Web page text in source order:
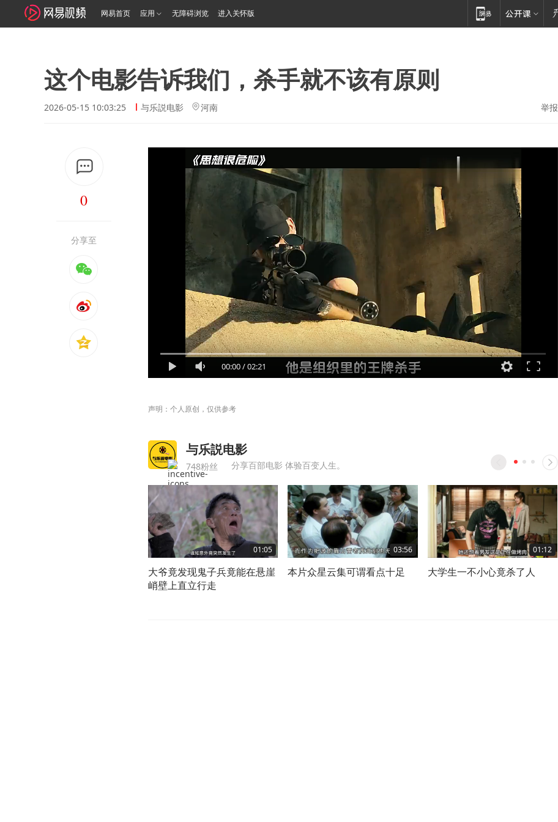
网易首页 应用 无障碍浏览 进入关怀版
这个电影告诉我们，杀手就不该有原则
2026-05-15 10:03:25 与乐説电影 河南 举报
0
分享至
00:00/02:21
声明：个人原创，仅供参考
与乐説电影
748粉丝 分享百部电影 体验百变人生。
01:05
大爷竟发现鬼子兵竟能在悬崖
峭壁上直立行走
03:56
本片众星云集可谓看点十足
01:12
大学生一不小心竟杀了人